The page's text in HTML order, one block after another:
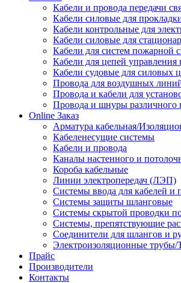
Кабели и провода передачи
Кабели силовые для
Кабели контрольные для
Кабели силовые для
Кабели для систем пожарной
Кабели для цепей управления
Кабели судовые для силовых
Провода для воздушных
Провода и кабели для
Провода и шнуры различного
Online Заказ
Арматура кабельная/
Кабеленесущие системы
Кабели и провода
Каналы настенного и
Короба кабельные
Линии электропередач (ЛЭП)
Системы ввода для кабелей и
Системы защиты шланговые
Системы скрытой проводки
Системы, препятствующие
Соединители для шлангов и
Электроизоляционные трубы/
Прайс
Производители
Контакты